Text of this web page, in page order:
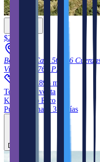
$250,000
Bo Vacas Carr 561 16
Villalba
00766
PR
74,794.895 m
Terreno
en venta
KW Puerto Rico
Publicado hace 311 días
Destacar